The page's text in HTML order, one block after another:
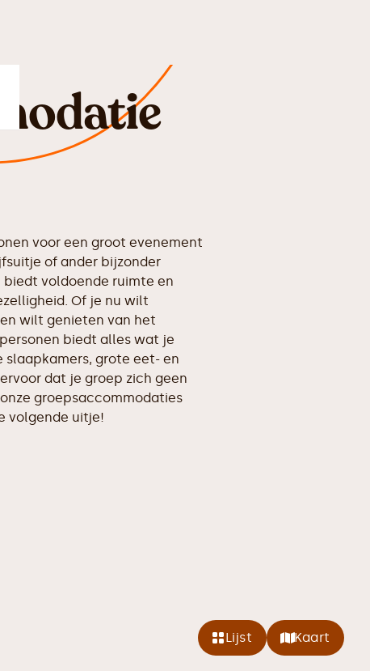
voor een groot evenement
of ander bijzonder
biedt voldoende ruimte en
Of je nu wilt
wilt genieten van het
biedt alles wat je
slaapkamers, grote eet- en
dat je groep zich geen
groepsaccommodaties
volgende uitje!
Lijst Kaart